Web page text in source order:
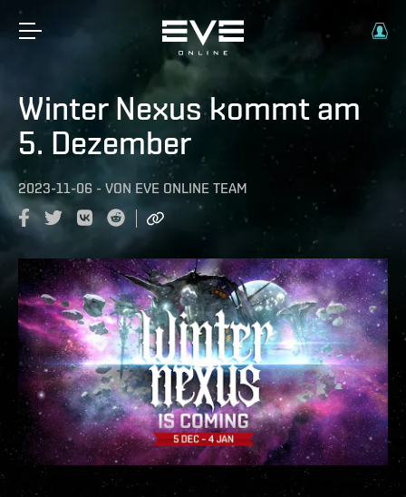
Winter Nexus kommt am
5. Dezember
2023-11-06 - VON EVE ONLINE TEAM